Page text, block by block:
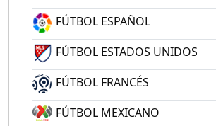
FÚTBOL ESPAÑOL
FÚTBOL ESTADOS UNIDOS
FÚTBOL FRANCÉS
FÚTBOL MEXICANO